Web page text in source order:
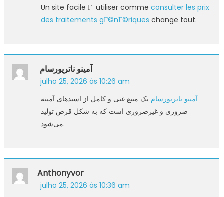
Un site facile Г utiliser comme consulter les prix
des traitements gГ©nГ©riques change tout.
آمینو ناتریورسام
julho 25, 2026 às 10:26 am
آمینو ناتریورسام یک منبع غنی و کامل از اسیدهای آمینه
ضروری و غیرضروری است که به شکل قرص تولید
می‌شود.
Anthonyvor
julho 25, 2026 às 10:36 am